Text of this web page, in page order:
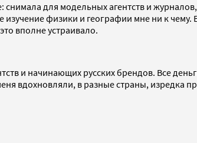
для модельных агентств и
физики и географии мне ни к
вполне устраивало.
и начинающих русских брендов. Все
вдохновляли, в разные страны,